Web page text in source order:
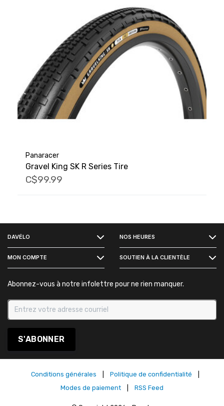
Panaracer
Gravel King SK R Series Tire
C$99.99
DAVÉLO NOS HEURES
MON COMPTE SOUTIEN À LA CLIENTÈLE
Abonnez-vous à notre infolettre pour ne rien manquer.
S'ABONNER
Conditions générales Politique de confidentialité
Modes de paiement
RSS Feed